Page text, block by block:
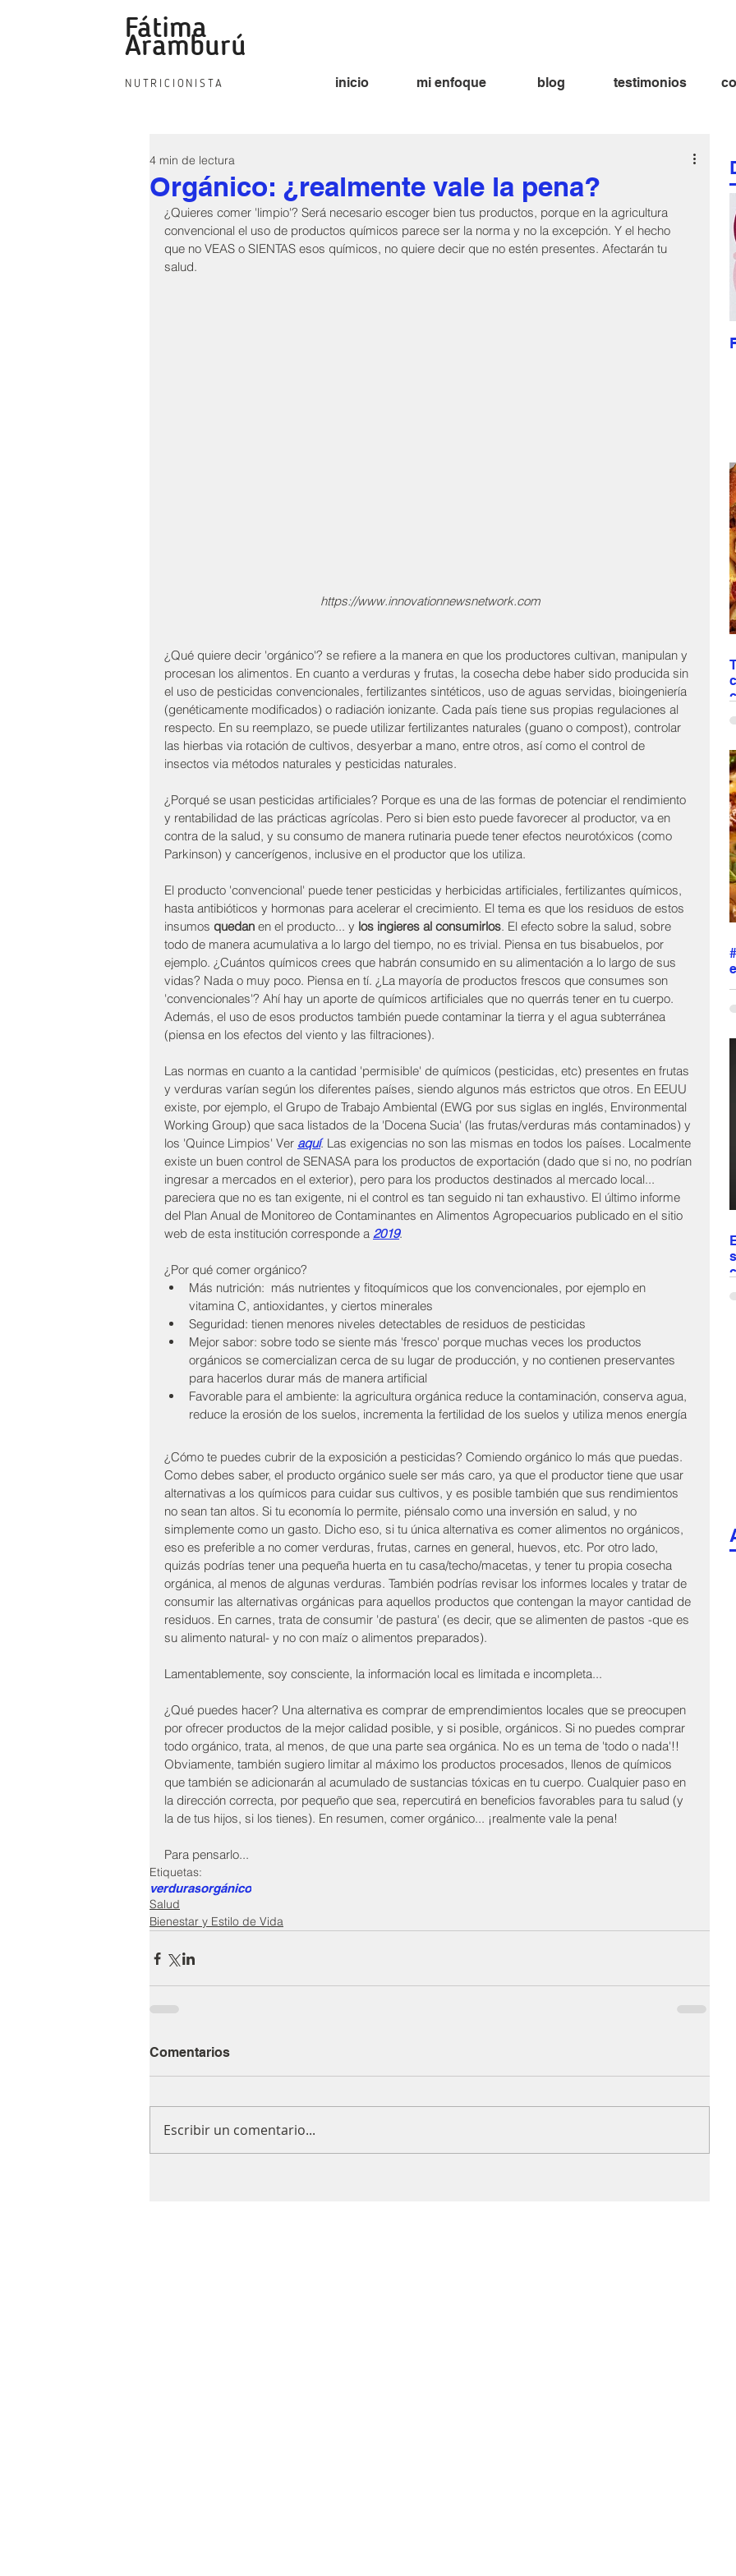
Fátima
Aramburú
inicio mi enfoque blog testimonios
NUTRICIONISTA
Orgánico: ¿realmente vale la pena?
4 min de lectura
¿Quieres comer 'limpio'? Será necesario escoger bien tus productos, porque en la agricultura
convencional el uso de productos químicos parece ser la norma y no la excepción. Y el hecho
que no VEAS o SIENTAS esos químicos, no quiere decir que no estén presentes. Afectarán tu
salud.
https://www.innovationnewsnetwork.com
¿Qué quiere decir 'orgánico'? se refiere a la manera en que los productores cultivan, manipulan y
procesan los alimentos. En cuanto a verduras y frutas, la cosecha debe haber sido producida sin
el uso de pesticidas convencionales, fertilizantes sintéticos, uso de aguas servidas, bioingeniería
(genéticamente modificados) o radiación ionizante. Cada país tiene sus propias regulaciones al
respecto. En su reemplazo, se puede utilizar fertilizantes naturales (guano o compost), controlar
las hierbas via rotación de cultivos, desyerbar a mano, entre otros, así como el control de
insectos via métodos naturales y pesticidas naturales.
¿Porqué se usan pesticidas artificiales? Porque es una de las formas de potenciar el rendimiento
y rentabilidad de las prácticas agrícolas. Pero si bien esto puede favorecer al productor, va en
contra de la salud, y su consumo de manera rutinaria puede tener efectos neurotóxicos (como
Parkinson) y cancerígenos, inclusive en el productor que los utiliza.
El producto 'convencional' puede tener pesticidas y herbicidas artificiales, fertilizantes químicos,
hasta antibióticos y hormonas para acelerar el crecimiento. El tema es que los residuos de estos
insumos quedan en el producto... y los ingieres al consumirlos. El efecto sobre la salud, sobre
todo de manera acumulativa a lo largo del tiempo, no es trivial. Piensa en tus bisabuelos, por
ejemplo. ¿Cuántos químicos crees que habrán consumido en su alimentación a lo largo de sus
vidas? Nada o muy poco. Piensa en tí. ¿La mayoría de productos frescos que consumes son
'convencionales'? Ahí hay un aporte de químicos artificiales que no querrás tener en tu cuerpo.
Además, el uso de esos productos también puede contaminar la tierra y el agua subterránea
(piensa en los efectos del viento y las filtraciones).
Las normas en cuanto a la cantidad 'permisible' de químicos (pesticidas, etc) presentes en frutas
y verduras varían según los diferentes países, siendo algunos más estrictos que otros. En EEUU
existe, por ejemplo, el Grupo de Trabajo Ambiental (EWG por sus siglas en inglés, Environmental
Working Group) que saca listados de la 'Docena Sucia' (las frutas/verduras más contaminados) y
los 'Quince Limpios' Ver aquí. Las exigencias no son las mismas en todos los países. Localmente
existe un buen control de SENASA para los productos de exportación (dado que si no, no podrían
ingresar a mercados en el exterior), pero para los productos destinados al mercado local...
pareciera que no es tan exigente, ni el control es tan seguido ni tan exhaustivo. El último informe
del Plan Anual de Monitoreo de Contaminantes en Alimentos Agropecuarios publicado en el sitio
web de esta institución corresponde a 2019.
¿Por qué comer orgánico?
Más nutrición:  más nutrientes y fitoquímicos que los convencionales, por ejemplo en
vitamina C, antioxidantes, y ciertos minerales
Seguridad: tienen menores niveles detectables de residuos de pesticidas
Mejor sabor: sobre todo se siente más 'fresco' porque muchas veces los productos
orgánicos se comercializan cerca de su lugar de producción, y no contienen preservantes
para hacerlos durar más de manera artificial
Favorable para el ambiente: la agricultura orgánica reduce la contaminación, conserva agua,
reduce la erosión de los suelos, incrementa la fertilidad de los suelos y utiliza menos energía
¿Cómo te puedes cubrir de la exposición a pesticidas? Comiendo orgánico lo más que puedas.
Como debes saber, el producto orgánico suele ser más caro, ya que el productor tiene que usar
alternativas a los químicos para cuidar sus cultivos, y es posible también que sus rendimientos
no sean tan altos. Si tu economía lo permite, piénsalo como una inversión en salud, y no
simplemente como un gasto. Dicho eso, si tu única alternativa es comer alimentos no orgánicos,
eso es preferible a no comer verduras, frutas, carnes en general, huevos, etc. Por otro lado,
quizás podrías tener una pequeña huerta en tu casa/techo/macetas, y tener tu propia cosecha
orgánica, al menos de algunas verduras. También podrías revisar los informes locales y tratar de
consumir las alternativas orgánicas para aquellos productos que contengan la mayor cantidad de
residuos. En carnes, trata de consumir 'de pastura' (es decir, que se alimenten de pastos -que es
su alimento natural- y no con maíz o alimentos preparados).
Lamentablemente, soy consciente, la información local es limitada e incompleta...
¿Qué puedes hacer? Una alternativa es comprar de emprendimientos locales que se preocupen
por ofrecer productos de la mejor calidad posible, y si posible, orgánicos. Si no puedes comprar
todo orgánico, trata, al menos, de que una parte sea orgánica. No es un tema de 'todo o nada'!!
Obviamente, también sugiero limitar al máximo los productos procesados, llenos de químicos
que también se adicionarán al acumulado de sustancias tóxicas en tu cuerpo. Cualquier paso en
la dirección correcta, por pequeño que sea, repercutirá en beneficios favorables para tu salud (y
la de tus hijos, si los tienes). En resumen, comer orgánico... ¡realmente vale la pena!
Para pensarlo...
Etiquetas:
verdurasorgánico
Salud
Bienestar y Estilo de Vida
Comentarios
Escribir un comentario...